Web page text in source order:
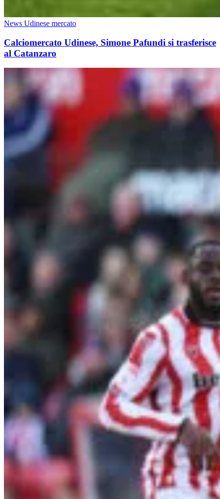
News Udinese mercato
Calciomercato Udinese, Simone Pafundi si trasferisce
al Catanzaro